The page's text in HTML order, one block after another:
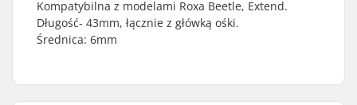
Kompatybilna z modelami Roxa Beetle, Extend.
Długość- 43mm, łącznie z główką ośki.
Średnica: 6mm